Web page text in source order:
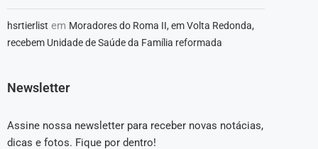
hsrtierlist em Moradores do Roma II, em Volta Redonda,
recebem Unidade de Saúde da Família reformada
Newsletter
Assine nossa newsletter para receber novas notácias,
dicas e fotos. Fique por dentro!